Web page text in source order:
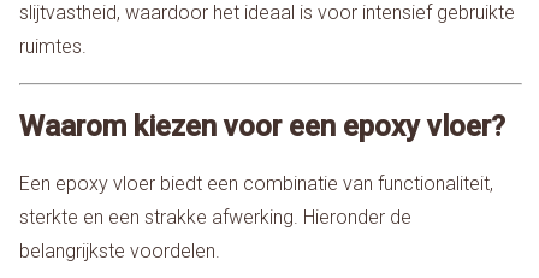
slijtvastheid, waardoor het ideaal is voor intensief gebruikte
ruimtes.
Waarom kiezen voor een epoxy vloer?
Een epoxy vloer biedt een combinatie van functionaliteit,
sterkte en een strakke afwerking. Hieronder de
belangrijkste voordelen.